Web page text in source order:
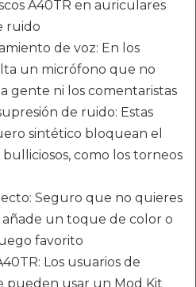
A40TR en auriculares
ruido
de voz: En los
un micrófono que no
gente ni los comentaristas
de ruido: Estas
sintético bloquean el
como los torneos
Seguro que no quieres
añade un toque de color o
favorito
Los usuarios de
pueden usar un Mod Kit